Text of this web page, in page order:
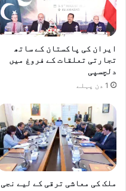
ایران کی پاکستان کے ساتھ
تجارتی تعلقات کے فروغ میں
دلچسپی
1 دن پہلے
ملک کی معاشی ترقی کے لیے نجی